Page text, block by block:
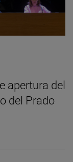
apertura del
del Prado